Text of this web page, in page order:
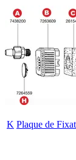
K Plaque de